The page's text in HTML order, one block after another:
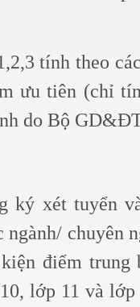
tính theo
ưu tiên (chỉ
do Bộ
ký xét tuyển
ngành/ chuyên
điểm trung
lớp 11 và